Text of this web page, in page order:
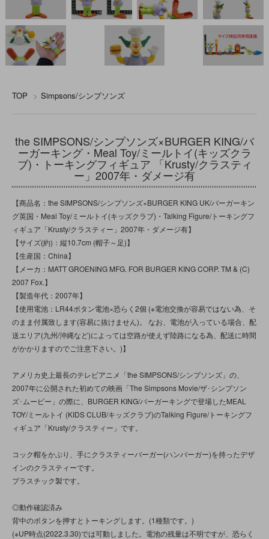
TOP > Simpsons/シンプソンズ
the SIMPSONS/シンプソンズ×BURGER KING/バ
ーガーキング・Meal Toy/ミールトイ(キッズクラ
ブ)・トーキングフィギュア 「Krusty/クラスティ
ー」2007年・ダメージ有
【商品名：the SIMPSONS/シンプソンズ×BURGER KING UK/バーガーキン
グ英国・Meal Toy/ミールトイ(キッズクラブ)・Talking Figure/トーキングフ
ィギュア「Krusty/クラスティー」2007年・ダメージ有】
【サイズ(約)：縦10.7cm (帽子～足)】
【生産国：China】
【メーカ：MATT GROENING MFG. FOR BURGER KING CORP. TM & (C)
2007 Fox.】
【製造年代：2007年】
【使用電池：LR44ボタン電池×恐らく2個 (※電池交換が容易ではない為、そ
のまま付属致します(容易に抜けません)。 なお、電池が入っている場合、配
送エリア(九州/沖縄など)によっては空路が使えず陸路になる為、配送に時間
がかかりますのでご注意下さい。)】
アメリカ史上最長のテレビアニメ「the SIMPSONS/シンプソンズ」の、
2007年に公開された初めての映画「The Simpsons Movie/ザ･シンプソン
ズ･ムービー」の際に、BURGER KING/バーガーキングで登場したMEAL
TOY/ミールトイ (KIDS CLUB/キッズクラブ)のTalking Figure/トーキングフ
ィギュア「Krusty/クラスティー」です。
コック帽をかぶり、手にクラスティーバーガー(ハンバーガー)を持ったデザ
インのクラスティーです。
プラスチック製です。
◎動作確認済み
背中のボタンを押すとトーキングします。(1種類です。)
(※UP時点(2022.3.30)では可動しました。電池の残量は不明ですが、恐らく